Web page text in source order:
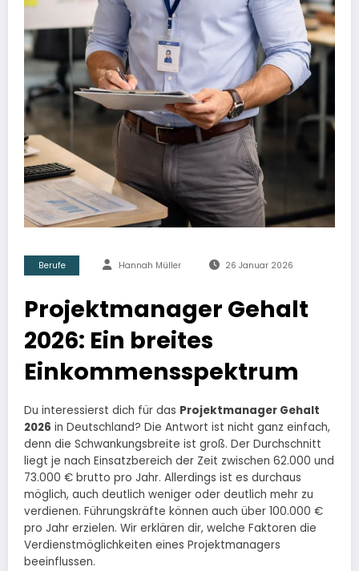
Berufe Hannah Müller 26 Januar 2026
Projektmanager Gehalt
2026: Ein breites
Einkommensspektrum
Du interessierst dich für das Projektmanager Gehalt
2026 in Deutschland? Die Antwort ist nicht ganz einfach,
denn die Schwankungsbreite ist groß. Der Durchschnitt
liegt je nach Einsatzbereich der Zeit zwischen 62.000 und
73.000 € brutto pro Jahr. Allerdings ist es durchaus
möglich, auch deutlich weniger oder deutlich mehr zu
verdienen. Führungskräfte können auch über 100.000 €
pro Jahr erzielen. Wir erklären dir, welche Faktoren die
Verdienstmöglichkeiten eines Projektmanagers
beeinflussen.